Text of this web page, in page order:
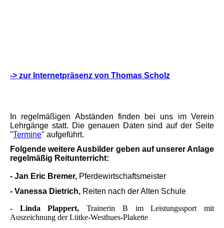
-> zur Internetpräsenz von Thomas Scholz
In regelmäßigen Abständen finden bei uns im Verein
Lehrgänge statt. Die genauen Daten sind auf der Seite
"Termine" aufgeführt.
Folgende weitere Ausbilder geben auf unserer Anlage
regelmäßig Reitunterricht:
- Jan Eric Bremer, Pferdewirtschaftsmeister
- Vanessa Dietrich, Reiten nach der Alten Schule
- Linda Plappert, Trainerin B im Leistungssport mit
Auszeichnung der Lütke-Westhues-Plakette